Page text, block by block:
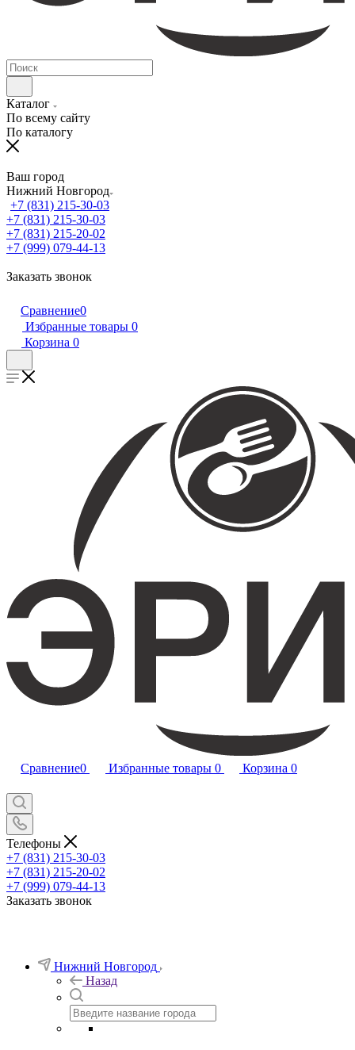
Каталог
По всему сайту
По каталогу
Ваш город
Нижний Новгород
+7 (831) 215-30-03
+7 (831) 215-30-03
+7 (831) 215-20-02
+7 (999) 079-44-13
Заказать звонок
Сравнение0
Избранные товары 0
Корзина 0
Сравнение0 Избранные товары 0 Корзина 0
Телефоны
+7 (831) 215-30-03
+7 (831) 215-20-02
+7 (999) 079-44-13
Заказать звонок
Нижний Новгород
Назад